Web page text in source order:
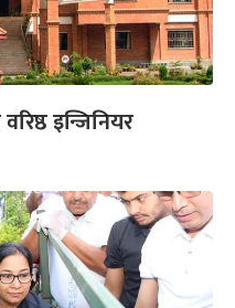
इन्जिनियर